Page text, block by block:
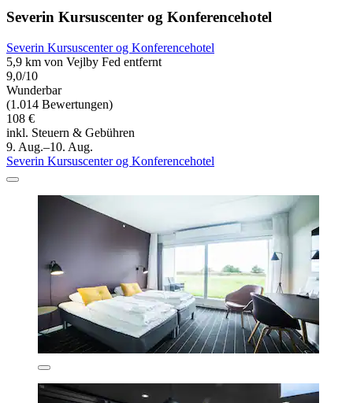
Severin Kursuscenter og Konferencehotel
Severin Kursuscenter og Konferencehotel
5,9 km von Vejlby Fed entfernt
9,0/10
Wunderbar
(1.014 Bewertungen)
108 €
inkl. Steuern & Gebühren
9. Aug.–10. Aug.
Severin Kursuscenter og Konferencehotel